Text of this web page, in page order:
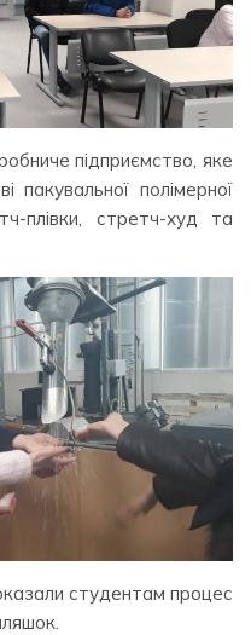
підприємство, яке
пакувальної полімерної
плівки, стретч-худ та
студентам процес